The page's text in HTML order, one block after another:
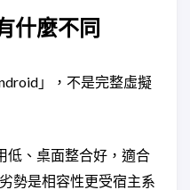
什麼不同
」，不是完整虛擬
低、桌面整合好，適合
勢是相容性更受宿主系